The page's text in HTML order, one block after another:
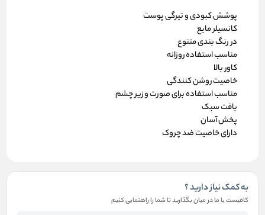
پوشش کبودی و تیرگی پوست
کانسیلر مایع
در رنگ بندی متنوع
مناسب استفاده روزانه
کاور بالا
خاصیت روشن کنندگی
مناسب استفاده برای صورت و زیر چشم
بافت سبک
پخش آسان
دارای خاصیت ضد چروک
به کمک نیاز دارید ؟
کافیست با ما در میان بگذارید تا شما را راهنمایی کنیم